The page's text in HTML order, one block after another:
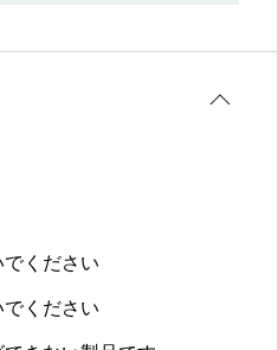
ください
ください